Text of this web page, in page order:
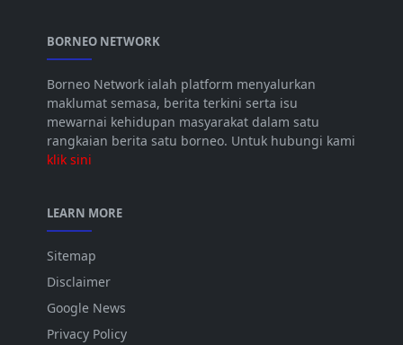
BORNEO NETWORK
Borneo Network ialah platform menyalurkan
maklumat semasa, berita terkini serta isu
mewarnai kehidupan masyarakat dalam satu
rangkaian berita satu borneo. Untuk hubungi kami
klik sini
LEARN MORE
Sitemap
Disclaimer
Google News
Privacy Policy